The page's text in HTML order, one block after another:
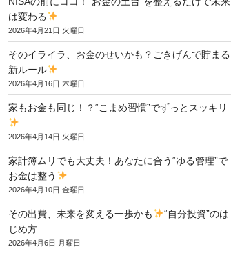
は変わる
2026年4月21日 火曜日
そのイライラ、お金のせいかも？ごきげんで貯まる
新ルール
2026年4月16日 木曜日
家もお金も同じ！？“こまめ習慣”でずっとスッキリ
2026年4月14日 火曜日
家計簿ムリでも大丈夫！あなたに合う“ゆる管理”で
お金は整う
2026年4月10日 金曜日
その出費、未来を変える一歩かも
“自分投資”のは
じめ方
2026年4月6日 月曜日